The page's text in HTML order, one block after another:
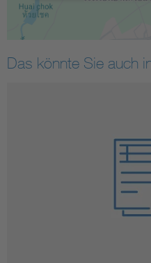
Das könnte Sie auch